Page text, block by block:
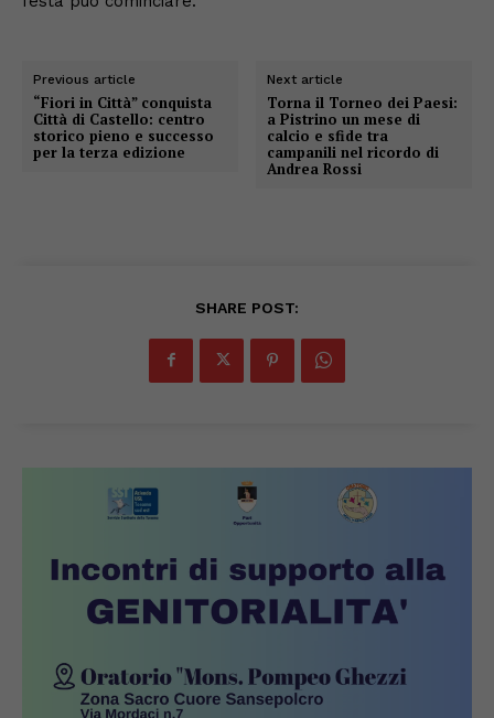
Previous article
“Fiori in Città” conquista
Città di Castello: centro
storico pieno e successo
per la terza edizione
Next article
Torna il Torneo dei Paesi:
a Pistrino un mese di
calcio e sfide tra
campanili nel ricordo di
Andrea Rossi
SHARE POST: